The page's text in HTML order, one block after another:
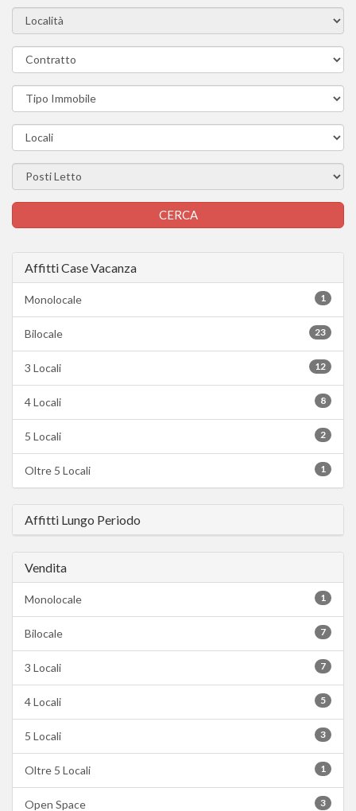
Affitti Case Vacanza
1
Monolocale
23
Bilocale
12
3 Locali
8
4 Locali
2
5 Locali
1
Oltre 5 Locali
Affitti Lungo Periodo
Vendita
1
Monolocale
7
Bilocale
7
3 Locali
5
4 Locali
3
5 Locali
1
Oltre 5 Locali
3
Open Space